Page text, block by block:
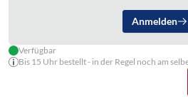
Anmelden
Verfügbar
Bis 15 Uhr bestellt - in der Regel noch am